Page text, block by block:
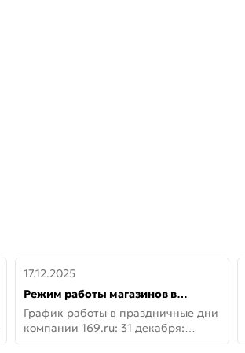
17.12.2025
Режим работы магазинов в
праздничные дни с 31 декабря по
11 января
График работы в праздничные дни
компании 169.ru: 31 декабря:
Заказы, самовывоз и доставки —